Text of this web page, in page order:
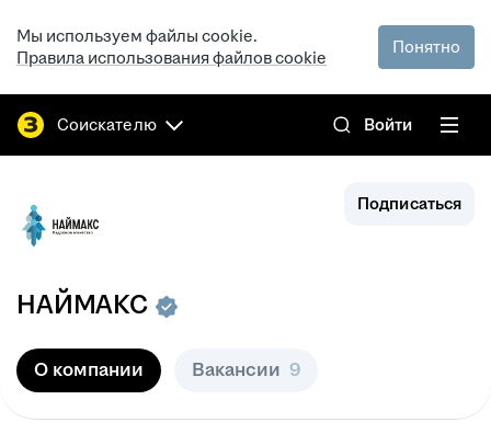
Мы используем файлы cookie.
Правила использования файлов cookie
Понятно
Соискателю Войти
Подписаться
НАЙМАКС
О компании Вакансии 9